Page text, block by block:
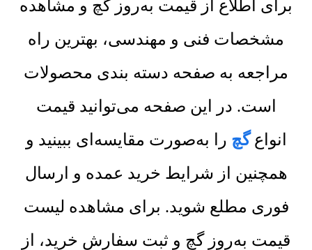
برای اطلاع از قیمت به‌روز گچ و مشاهده
مشخصات فنی و مهندسی، بهترین راه
مراجعه به صفحه دسته بندی محصولات
است. در این صفحه می‌توانید قیمت
انواعگچ را به‌صورت مقایسه‌ای ببینید و
همچنین از شرایط خرید عمده و ارسال
فوری مطلع شوید. برای مشاهده لیست
قیمت به‌روز گچ و ثبت سفارش خرید، از